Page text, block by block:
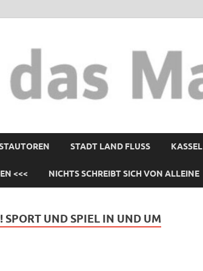
STADT LAND FLUSS KASSEL
<<< NICHTS SCHREIBT SICH VON ALLEINE
SPORT UND SPIEL IN UND UM